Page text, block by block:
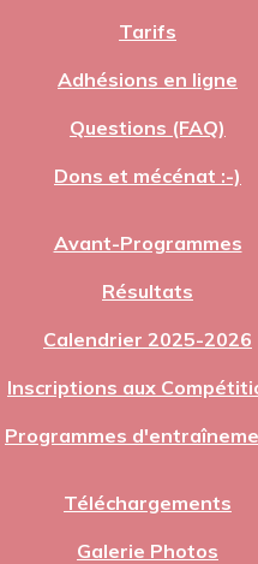
Tarifs
Adhésions en ligne
Questions (FAQ)
Dons et mécénat :-)
Avant-Programmes
Résultats
Calendrier 2025-2026
Inscriptions aux
Programmes
Téléchargements
Galerie Photos